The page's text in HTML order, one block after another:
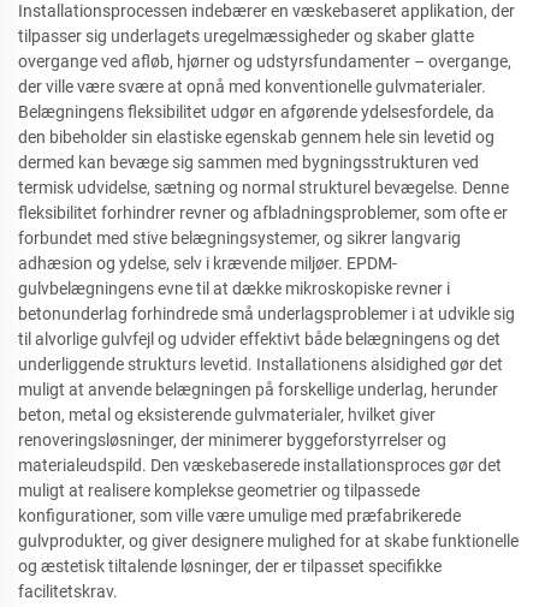
Installationsprocessen indebærer en væskebaseret applikation, der
tilpasser sig underlagets uregelmæssigheder og skaber glatte
overgange ved afløb, hjørner og udstyrsfundamenter – overgange,
der ville være svære at opnå med konventionelle gulvmaterialer.
Belægningens fleksibilitet udgør en afgørende ydelsesfordele, da
den bibeholder sin elastiske egenskab gennem hele sin levetid og
dermed kan bevæge sig sammen med bygningsstrukturen ved
termisk udvidelse, sætning og normal strukturel bevægelse. Denne
fleksibilitet forhindrer revner og afbladningsproblemer, som ofte er
forbundet med stive belægningsystemer, og sikrer langvarig
adhæsion og ydelse, selv i krævende miljøer. EPDM-
gulvbelægningens evne til at dække mikroskopiske revner i
betonunderlag forhindrede små underlagsproblemer i at udvikle sig
til alvorlige gulvfejl og udvider effektivt både belægningens og det
underliggende strukturs levetid. Installationens alsidighed gør det
muligt at anvende belægningen på forskellige underlag, herunder
beton, metal og eksisterende gulvmaterialer, hvilket giver
renoveringsløsninger, der minimerer byggeforstyrrelser og
materialeudspild. Den væskebaserede installationsproces gør det
muligt at realisere komplekse geometrier og tilpassede
konfigurationer, som ville være umulige med præfabrikerede
gulvprodukter, og giver designere mulighed for at skabe funktionelle
og æstetisk tiltalende løsninger, der er tilpasset specifikke
facilitetskrav.